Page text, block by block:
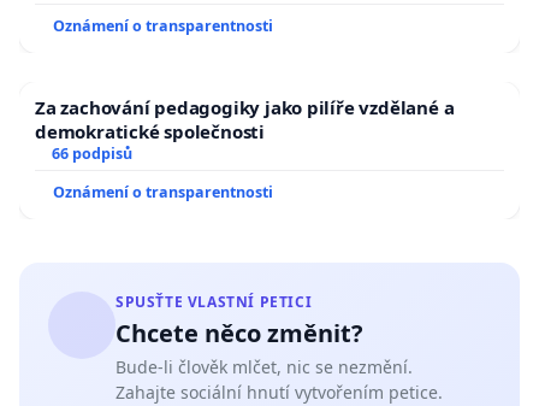
Oznámení o transparentnosti
Za zachování pedagogiky jako pilíře vzdělané a
demokratické společnosti
66 podpisů
Oznámení o transparentnosti
SPUSŤTE VLASTNÍ PETICI
Chcete něco změnit?
Bude-li člověk mlčet, nic se nezmění.
Zahajte sociální hnutí vytvořením petice.